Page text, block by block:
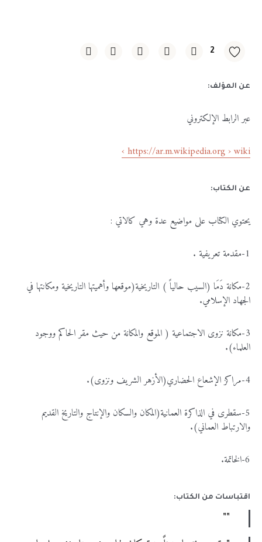
2
عن المؤلف:
عبرالرابط الإلكتروني
https://ar.m.wikipedia.org › wiki ›
عن الكتاب:
يحتوي الكتاب على مواضيع عدة وهي كالاتي :
1- مقدمة تعريفية .
2- مكانة دَمَا (السيب حالياً ) التاريخية(موقعهاوأهميتهاالتاريخية ومكانتهافي
الجهاد الإسلامي.
3- مكانة نزوى الاجتماعية (الموقع والمكانة من حيث مقرالحاكمووجود
العلماء).
4- مراكزالإشعاع الحضاري(الأزهرالشريف ونزوى).
5- سقطرى في الذاكرة العمانية(المكانوالسكانوالإنتاج والتاريخالقديم
والارتباط العماني).
6- الخاتمة.
اقتباسات من الكتاب:
""